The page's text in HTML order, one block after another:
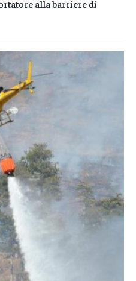
alla barriere di